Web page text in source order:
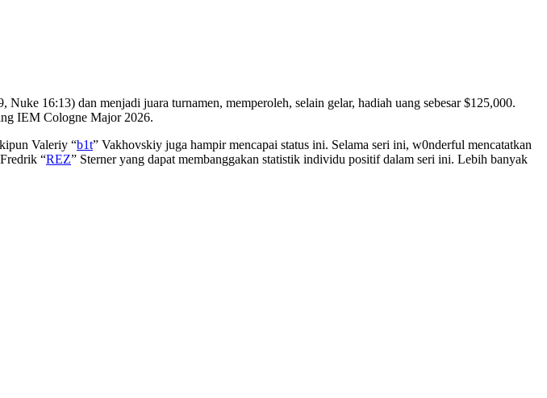
16:13) dan menjadi juara turnamen, memperoleh, selain gelar, hadiah uang sebesar $125,000.
IEM Cologne Major 2026.
Valeriy “b1t” Vakhovskiy juga hampir mencapai status ini. Selama seri ini, w0nderful mencatatkan
“REZ” Sterner yang dapat membanggakan statistik individu positif dalam seri ini. Lebih banyak